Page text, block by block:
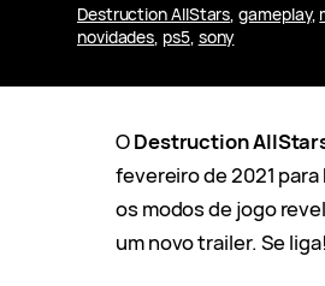
Destruction AllStars, gameplay,
novidades, ps5, sony
ODestruction
fevereiro de 2021 para
os modos de jogo
um novo trailer. Se liga!